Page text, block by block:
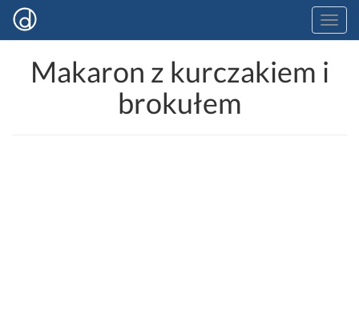
Makaron z kurczakiem i
brokułem